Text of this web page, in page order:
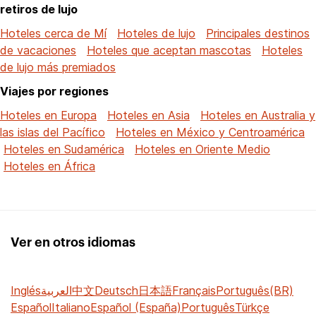
retiros de lujo
Hoteles cerca de Mí
Hoteles de lujo
Principales destinos
de vacaciones
Hoteles que aceptan mascotas
Hoteles
de lujo más premiados
Viajes por regiones
Hoteles en Europa
Hoteles en Asia
Hoteles en Australia y
las islas del Pacífico
Hoteles en México y Centroamérica
Hoteles en Sudamérica
Hoteles en Oriente Medio
Hoteles en África
Ver en otros idiomas
Inglésالعربية中文Deutsch日本語FrançaisPortuguês(BR)
EspañolItalianoEspañol (España)PortuguêsTürkçe